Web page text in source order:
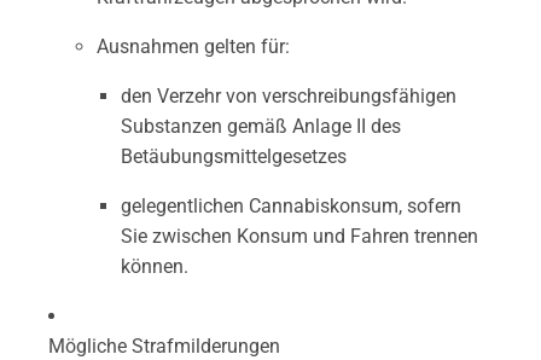
Ausnahmen gelten für:
den Verzehr von verschreibungsfähigen
Substanzen gemäß Anlage II des
Betäubungsmittelgesetzes
gelegentlichen Cannabiskonsum, sofern
Sie zwischen Konsum und Fahren trennen
können.
Mögliche Strafmilderungen